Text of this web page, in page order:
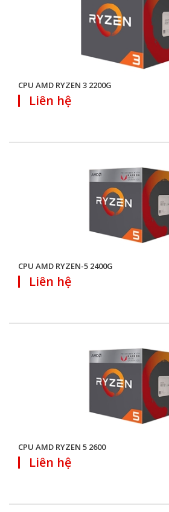
CPU AMD RYZEN 3 2200G
Liên hệ
CPU AMD RYZEN-5 2400G
Liên hệ
CPU AMD RYZEN 5 2600
Liên hệ